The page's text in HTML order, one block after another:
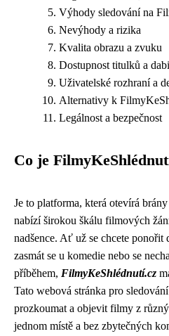
Výhody sledování na
Nevýhody a rizika
Kvalita obrazu a zvuku
Dostupnost titulků a
Uživatelské rozhraní a
Alternativy k
Legálnost a bezpečnost
Co je
Je to platforma, která otevírá
nabízí širokou škálu filmových
nadšence. Ať už se chcete ponořit
zasmát se u komedie nebo se
příběhem, FilmyKeShlédnutí.cz
Tato webová stránka pro
prozkoumat a objevit filmy z
jednom místě a bez zbytečných